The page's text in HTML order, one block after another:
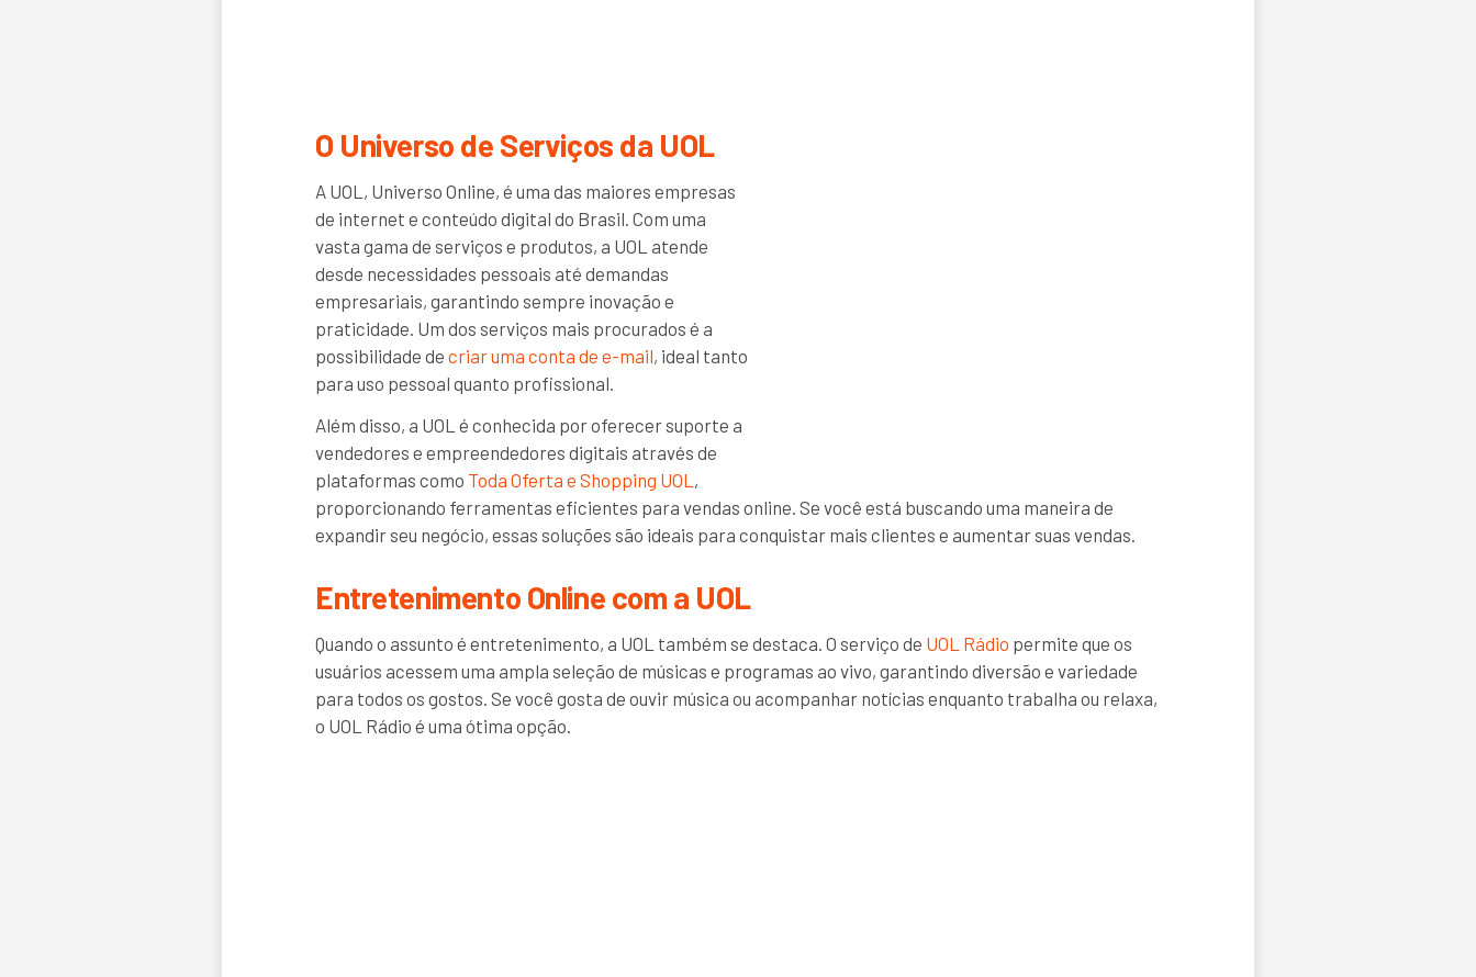
O Universo de Serviços da UOL
A UOL, Universo Online, é uma das maiores empresas
de internet e conteúdo digital do Brasil. Com uma
vasta gama de serviços e produtos, a UOL atende
desde necessidades pessoais até demandas
empresariais, garantindo sempre inovação e
praticidade. Um dos serviços mais procurados é a
possibilidade de criar uma conta de e-mail, ideal tanto
para uso pessoal quanto profissional.
Além disso, a UOL é conhecida por oferecer suporte a
vendedores e empreendedores digitais através de
plataformas como Toda Oferta e Shopping UOL ,
proporcionando ferramentas eficientes para vendas online. Se você está buscando uma maneira de
expandir seu negócio, essas soluções são ideais para conquistar mais clientes e aumentar suas vendas.
Entretenimento Online com a UOL
Quando o assunto é entretenimento, a UOL também se destaca. O serviço de UOL Rádio permite que os
usuários acessem uma ampla seleção de músicas e programas ao vivo, garantindo diversão e variedade
para todos os gostos. Se você gosta de ouvir música ou acompanhar notícias enquanto trabalha ou relaxa,
o UOL Rádio é uma ótima opção.